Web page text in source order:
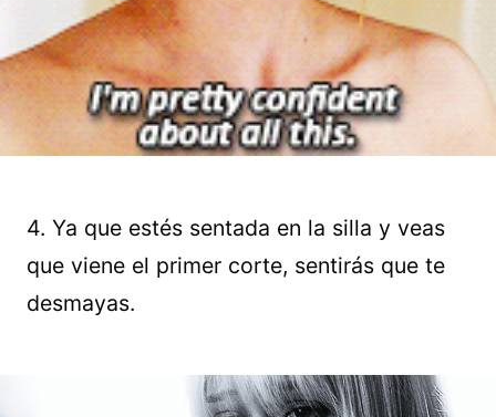
4. Ya que estés sentada en la silla y veas
que viene el primer corte, sentirás que te
desmayas.